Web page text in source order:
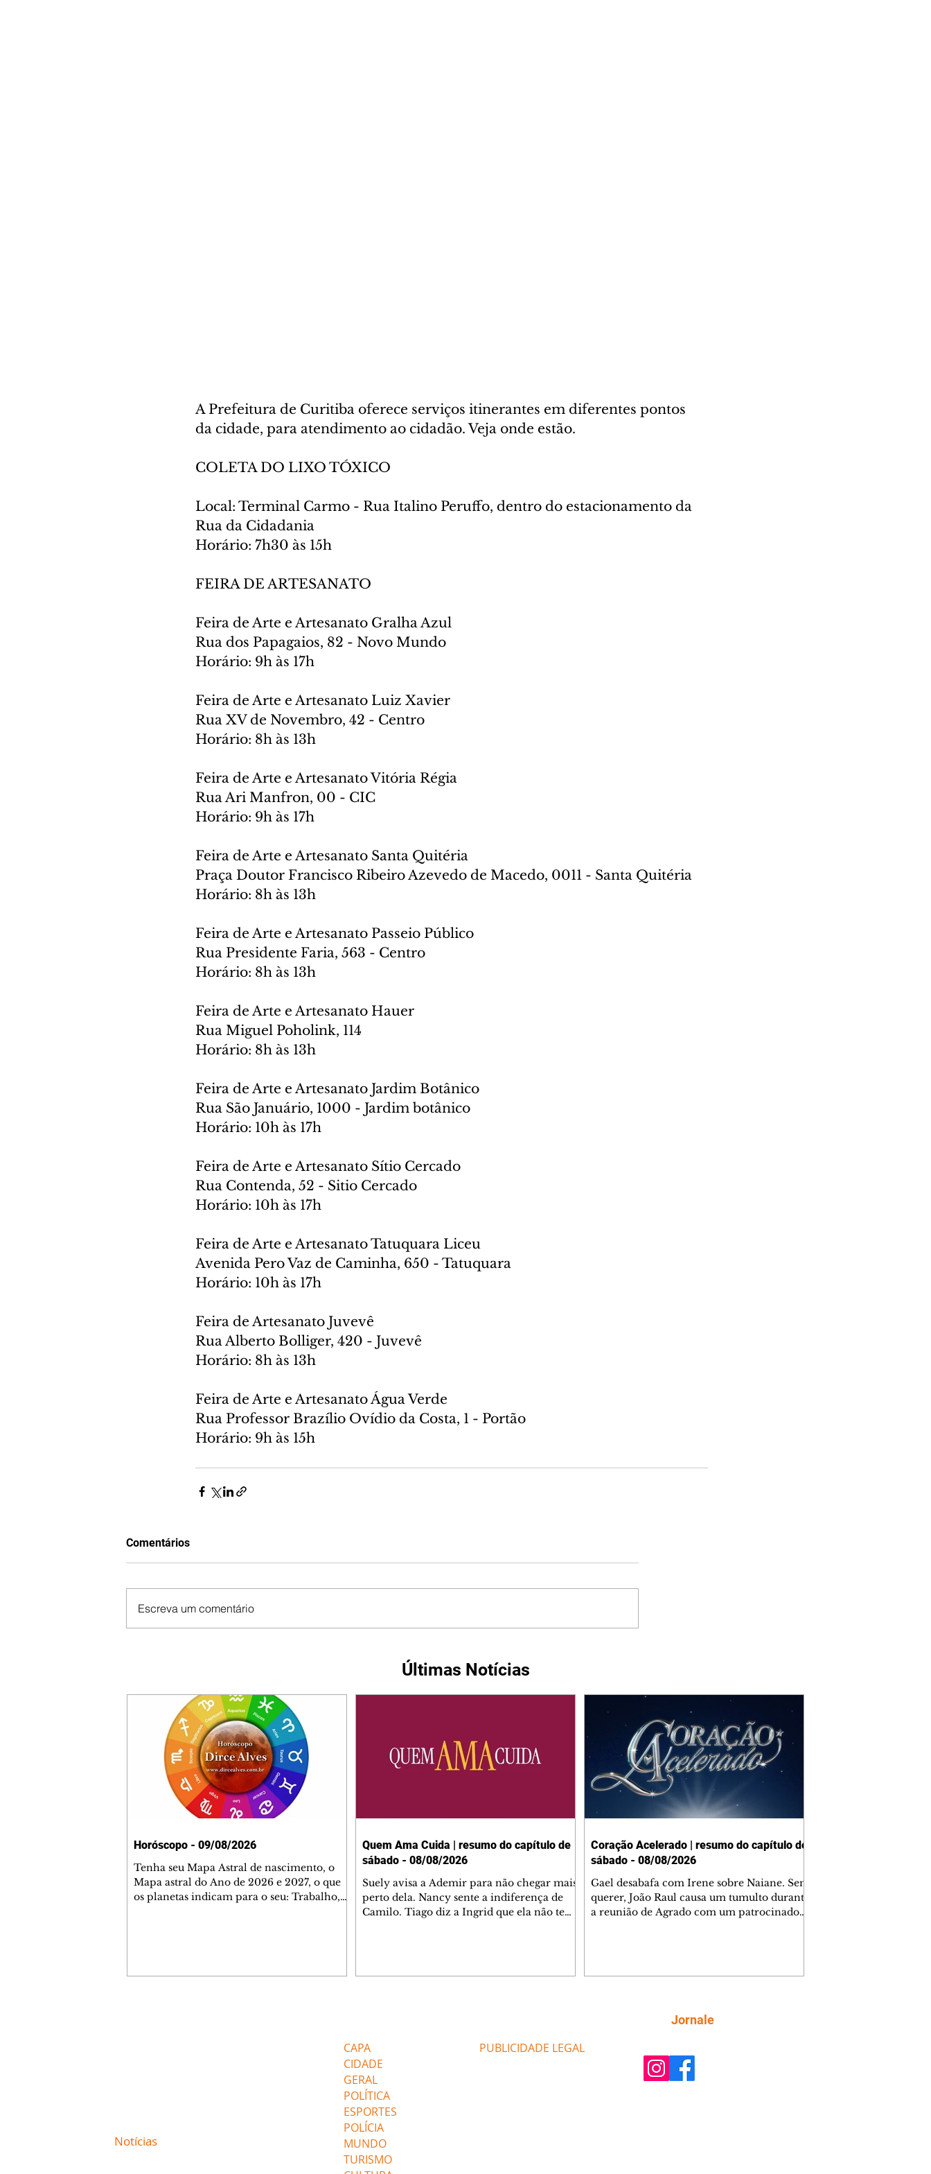
A Prefeitura de Curitiba oferece serviços itinerantes em diferentes pontos
da cidade, para atendimento ao cidadão. Veja onde estão.
COLETA DO LIXO TÓXICO
Local: Terminal Carmo - Rua Italino Peruffo, dentro do estacionamento da
Rua da Cidadania
Horário: 7h30 às 15h
FEIRA DE ARTESANATO
Feira de Arte e Artesanato Gralha Azul
Rua dos Papagaios, 82 - Novo Mundo
Horário: 9h às 17h
Feira de Arte e Artesanato Luiz Xavier
Rua XV de Novembro, 42 - Centro
Horário: 8h às 13h
Feira de Arte e Artesanato Vitória Régia
Rua Ari Manfron, 00 - CIC
Horário: 9h às 17h
Feira de Arte e Artesanato Santa Quitéria
Praça Doutor Francisco Ribeiro Azevedo de Macedo, 0011 - Santa Quitéria
Horário: 8h às 13h
Feira de Arte e Artesanato Passeio Público
Rua Presidente Faria, 563 - Centro
Horário: 8h às 13h
Feira de Arte e Artesanato Hauer
Rua Miguel Poholink, 114
Horário: 8h às 13h
Feira de Arte e Artesanato Jardim Botânico
Rua São Januário, 1000 - Jardim botânico
Horário: 10h às 17h
Feira de Arte e Artesanato Sítio Cercado
Rua Contenda, 52 - Sitio Cercado
Horário: 10h às 17h
Feira de Arte e Artesanato Tatuquara Liceu
Avenida Pero Vaz de Caminha, 650 - Tatuquara
Horário: 10h às 17h
Feira de Artesanato Juvevê
Rua Alberto Bolliger, 420 - Juvevê
Horário: 8h às 13h
Feira de Arte e Artesanato Água Verde
Rua Professor Brazílio Ovídio da Costa, 1 - Portão
Horário: 9h às 15h
Comentários
Escreva um comentário
Últimas Notícias
Horóscopo - 09/08/2026
Tenha seu Mapa Astral de nascimento, o
Mapa astral do Ano de 2026 e 2027, o que
os planetas indicam para o seu: Trabalho,
Quem Ama Cuida | resumo do capítulo de
sábado - 08/08/2026
Suely avisa a Ademir para não chegar mais
perto dela. Nancy sente a indiferença de
Camilo. Tiago diz a Ingrid que ela não tem
que está feliz trabalhando no restaurante de
Nanc
Coração Acelerado | resumo do capítulo de
sábado - 08/08/2026
Gael desabafa com Irene sobre Naiane. Sem
querer, João Raul causa um tumulto durante
a reunião de Agrado com um patrocinador.
inventa para Agrado que não está
conseguindo conviver com seu sucesso, e
Notícias
CAPA
CIDADE
GERAL
POLÍTICA
ESPORTES
POLÍCIA
MUNDO
TURISMO
PUBLICIDADE LEGAL
Jornale